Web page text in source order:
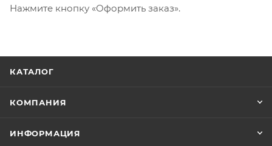
Нажмите кнопку «Оформить заказ».
КАТАЛОГ
КОМПАНИЯ
ИНФОРМАЦИЯ